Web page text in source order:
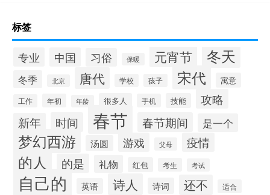
标签
专业 中国 习俗 保暖 元宵节 冬天
冬季 北京 唐代 学校 孩子 宋代 寓意
工作 年初 年龄 很多人 手机 技能 攻略
新年 时间 春节 春节期间 是一个
梦幻西游 汤圆 游戏 父母 疫情
的人 的是 礼物 红包 考生 考试
自己的 英语 诗人 诗词 还不 适合